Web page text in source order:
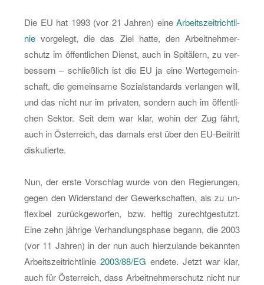
men“
Die EU hat 1993 (vor 21 Jah­ren) eine Ar­beits­zeit­richt­li­
nie vor­ge­legt, die das Ziel hatte, den Ar­beit­neh­mer­
schutz im öf­fent­li­chen Dienst, auch in Spi­tä­lern, zu ver­
bes­sern – schließ­lich ist die EU ja eine Wer­te­ge­mein­
schaft, die ge­mein­sa­me So­zi­al­stan­dards ver­lan­gen will,
und das nicht nur im pri­va­ten, son­dern auch im öf­fent­li­
chen Sek­tor. Seit dem war klar, wohin der Zug fährt,
auch in Ös­ter­reich, das da­mals erst über den EU-Bei­tritt
dis­ku­tier­te.
Nun, der erste Vor­schlag wurde von den Re­gie­run­gen,
gegen den Wi­der­stand der Ge­werk­schaf­ten, als zu un­
fle­xi­bel zu­rück­ge­wor­fen, bzw. hef­tig zu­recht­ge­stutzt.
Eine zehn jäh­ri­ge Ver­hand­lungs­pha­se be­gann, die 2003
(vor 11 Jah­ren) in der nun auch hier­zu­lan­de be­kann­ten
Ar­beits­zeit­richt­li­nie 2003/88/EG en­de­te. Jetzt war klar,
auch für Ös­ter­reich, dass Ar­beit­neh­mer­schutz nicht nur